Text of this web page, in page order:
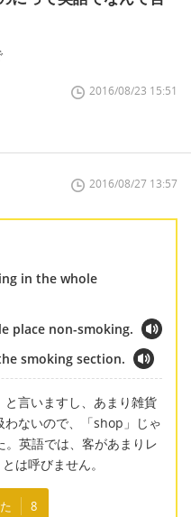
2016/08/23 15:51
2016/08/27 13:57
in the whole
place non-smoking.
smoking section.
言いますし、あまり雑貨
わないので、「shop」じゃ
英語では、客があまりレ
は呼びません。
8